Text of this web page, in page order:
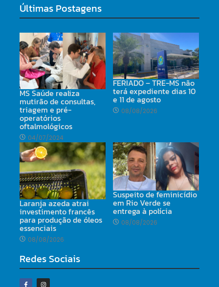
Últimas Postagens
MS Saúde realiza
mutirão de consultas,
triagem e pré-
operatórios
oftalmológicos
04/07/2024
FERIADO – TRE-MS não
terá expediente dias 10
e 11 de agosto
08/08/2026
Laranja azeda atrai
investimento francês
para produção de óleos
essenciais
08/08/2026
Suspeito de feminicídio
em Rio Verde se
entrega à polícia
08/08/2026
Redes Sociais